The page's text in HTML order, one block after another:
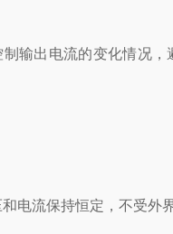
出电流的变化情况，
流保持恒定，不受外